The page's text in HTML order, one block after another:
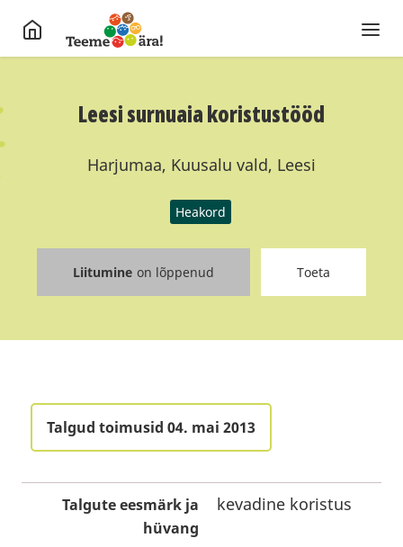
Leesi surnuaia koristustööd
Harjumaa, Kuusalu vald, Leesi
Heakord
Liitumine on lõppenud Toeta
Talgud toimusid 04. mai 2013
Talgute eesmärk ja
hüvang
kevadine koristus